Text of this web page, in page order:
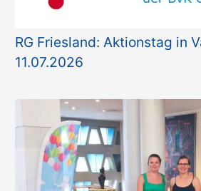
RG Friesland: Aktionstag in
11.07.2026